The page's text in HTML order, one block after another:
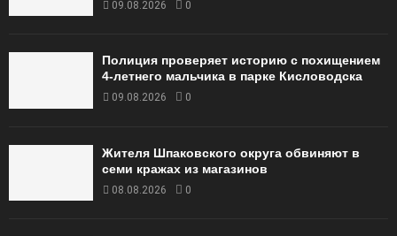
09.08.2026 0
Полиция проверяет историю с похищением
4-летнего мальчика в парке Кисловодска
09.08.2026 0
Жителя Шпаковского округа обвиняют в
семи кражах из магазинов
08.08.2026 0